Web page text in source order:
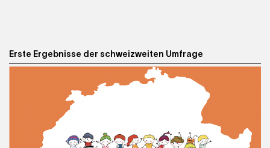
Erste Ergebnisse der schweizweiten Umfrage